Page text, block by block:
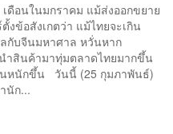
ดือนในมกราคม แม้ส่งออกขยาย
ข้อสังเกตว่า แม้ไทยจะเกิน
กับจีนมหาศาล หวั่นหาก
ำสินค้ามาทุ่มตลาดไทยมากขึ้น
นหนักขึ้น วันนี้ (25 กุมภาพันธ์)
นัก...